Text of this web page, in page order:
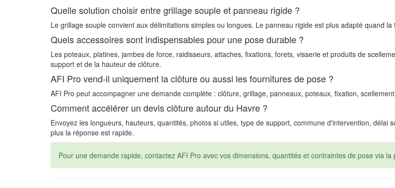
Quelle solution choisir entre grillage souple et panneau rigide ?
Le grillage souple convient aux délimitations simples ou longues. Le panneau rigide est plus adapté quand
Quels accessoires sont indispensables pour une pose durable ?
Les poteaux, platines, jambes de force, raidisseurs, attaches, fixations, forets, visserie et produits de
support et de la hauteur de clôture.
AFI Pro vend-il uniquement la clôture ou aussi les fournitures de pose ?
AFI Pro peut accompagner une demande complète : clôture, grillage, panneaux, poteaux, fixation,
Comment accélérer un devis clôture autour du Havre ?
Envoyez les longueurs, hauteurs, quantités, photos si utiles, type de support, commune d'intervention, délai
plus la réponse est rapide.
Pour une demande rapide, contactez AFI Pro avec vos dimensions, quantités et contraintes de pose via la